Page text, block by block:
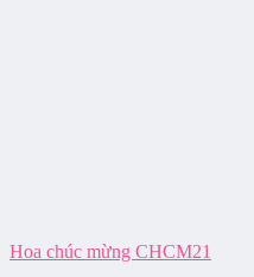
Hoa chúc mừng CHCM21